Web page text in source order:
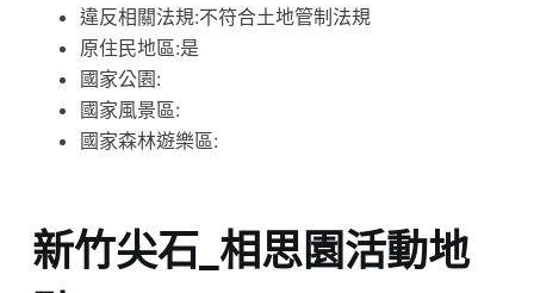
違反相關法規:不符合土地管制法規
原住民地區:是
國家公園:
國家風景區:
國家森林遊樂區:
新竹尖石_相思園活動地